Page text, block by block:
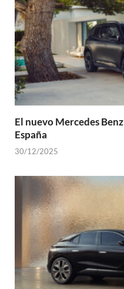
El nuevo Mercedes
España
30/12/2025